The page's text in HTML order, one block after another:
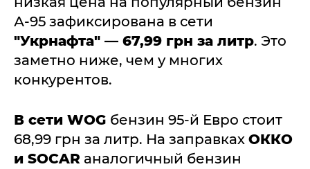
А-95 зафиксирована в сети
"Укрнафта" — 67,99 грн за литр. Это
заметно ниже, чем у многих
конкурентов.
В сети WOG бензин 95-й Евро стоит
68,99 грн за литр. На заправках ОККО
и SOCAR аналогичный бензин